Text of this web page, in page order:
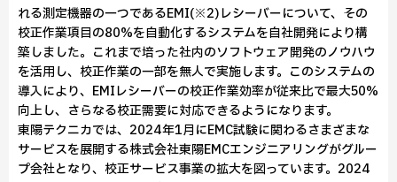
れる測定機器の一つであるEMI(※2)レシーバーについて、その
校正作業項目の80%を自動化するシステムを自社開発により構
築しました。これまで培った社内のソフトウェア開発のノウハウ
を活用し、校正作業の一部を無人で実施します。このシステムの
導入により、EMIレシーバーの校正作業効率が従来比で最大50%
向上し、さらなる校正需要に対応できるようになります。
東陽テクニカでは、2024年1月にEMC試験に関わるさまざまな
サービスを展開する株式会社東陽EMCエンジニアリングがグルー
プ会社となり、校正サービス事業の拡大を図っています。2024